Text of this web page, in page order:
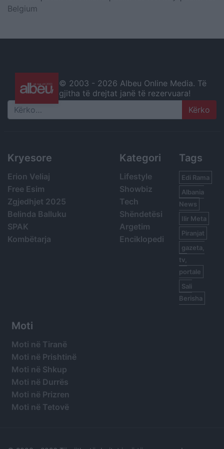
Belgium
© 2003 - 2026 Albeu Online Media. Të
gjitha të drejtat janë të rezervuara!
Search
Kryesore
Erion Veliaj
Free Esim
Zgjedhjet 2025
Belinda Balluku
SPAK
Kombëtarja
Kategori
Lifestyle
Showbiz
Tech
Shëndetësi
Argetim
Enciklopedi
Tags
Edi Rama
Albania
News
Ilir Meta
Piranjat
gazeta,
tv,
portale
Sali
Berisha
Moti
Moti në Tiranë
Moti në Prishtinë
Moti në Shkup
Moti në Durrës
Moti në Prizren
Moti në Tetovë